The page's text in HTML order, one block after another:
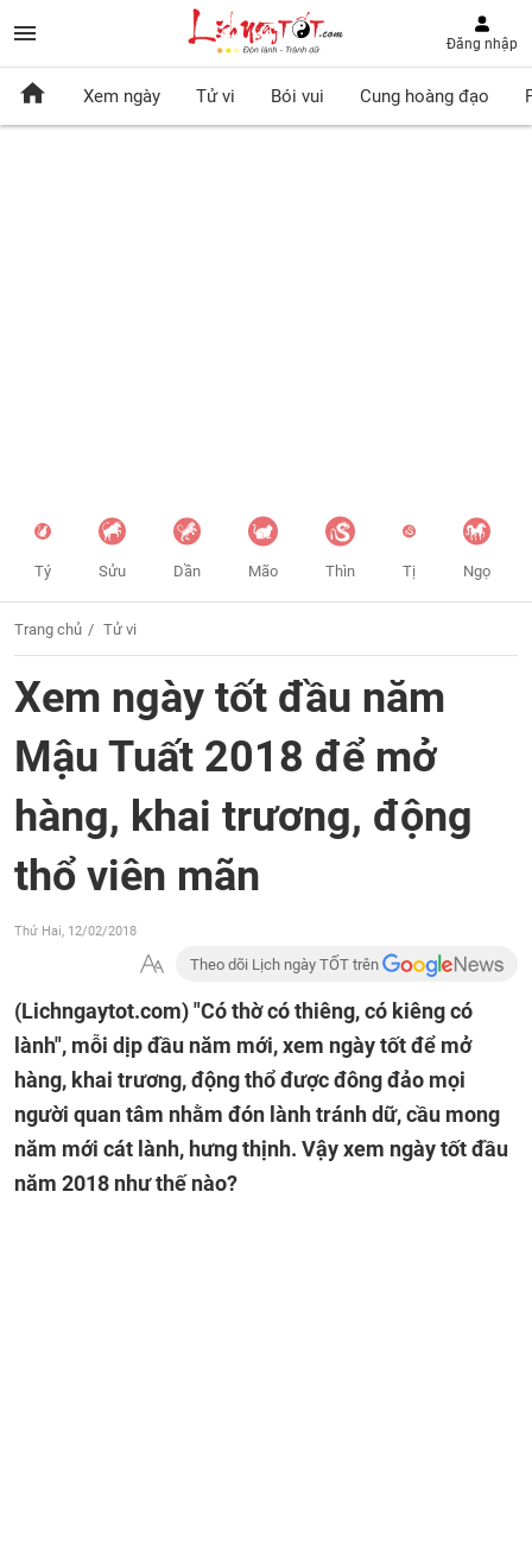
Đăng nhập
Xem ngày Tử vi Bói vui Cung hoàng đạo
Tý Sửu Dần Mão Thìn Tị Ngọ
Trang chủ Tử vi
Xem ngày tốt đầu năm
Mậu Tuất 2018 để mở
hàng, khai trương, động
thổ viên mãn
Thứ Hai, 12/02/2018
Theo dõi Lịch ngày TỐT trên
(Lichngaytot.com)"Có thờ có thiêng, có kiêng có
lành", mỗi dịp đầu năm mới, xem ngày tốt để mở
hàng, khai trương, động thổ được đông đảo mọi
người quan tâm nhằm đón lành tránh dữ, cầu mong
năm mới cát lành, hưng thịnh. Vậy xem ngày tốt đầu
năm 2018 như thế nào?